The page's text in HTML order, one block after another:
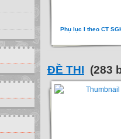
Phụ lục I theo CT
ĐỀ THI (283